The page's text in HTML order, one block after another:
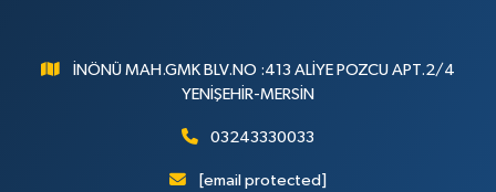
İNÖNÜ MAH.GMK BLV.NO :413 ALİYE POZCU APT.2/4
YENİŞEHİR-MERSİN
03243330033
[email protected]